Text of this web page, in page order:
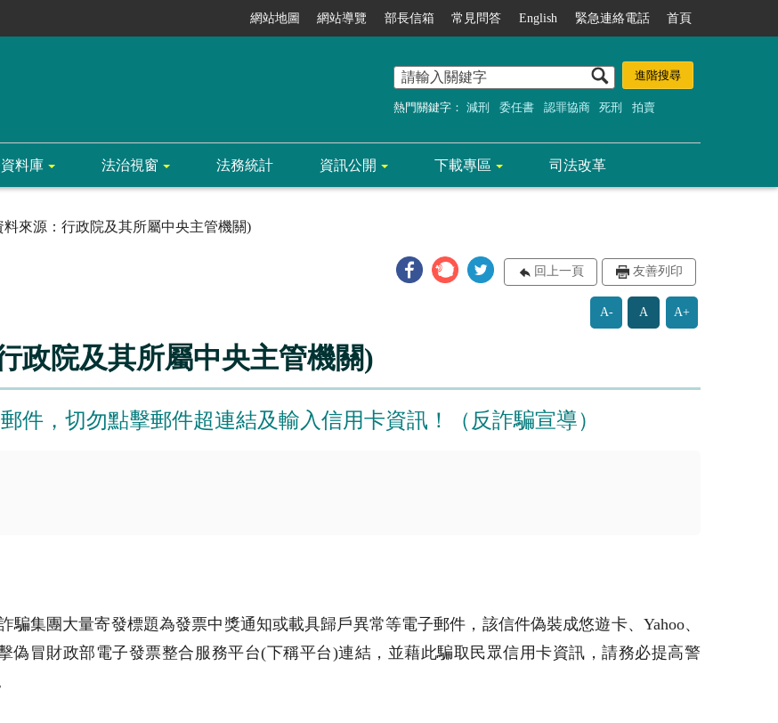
網站地圖 網站導覽 部長信箱 常見問答 English 緊急連絡電話 首頁
熱門關鍵字： 減刑 委任書 認罪協商 死刑 拍賣
料庫 法治視窗 法務統計 資訊公開 下載專區 司法改革
料來源：行政院及其所屬中央主管機關)
回上一頁 友善列印
A- A A+
政院及其所屬中央主管機關)
件，切勿點擊郵件超連結及輸入信用卡資訊！（反詐騙宣導）
集團大量寄發標題為發票中獎通知或載具歸戶異常等電子郵件，該信件偽裝成悠遊卡、Yahoo、
偽冒財政部電子發票整合服務平台(下稱平台)連結，並藉此騙取民眾信用卡資訊，請務必提高警